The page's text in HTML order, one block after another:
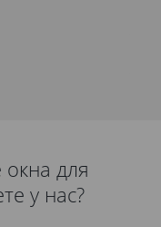
для
у нас?